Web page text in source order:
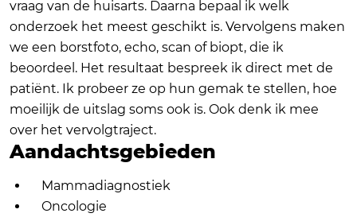
vraag van de huisarts. Daarna bepaal ik welk
onderzoek het meest geschikt is. Vervolgens maken
we een borstfoto, echo, scan of biopt, die ik
beoordeel. Het resultaat bespreek ik direct met de
patiënt. Ik probeer ze op hun gemak te stellen, hoe
moeilijk de uitslag soms ook is. Ook denk ik mee
over het vervolgtraject.
Aandachtsgebieden
Mammadiagnostiek
Oncologie